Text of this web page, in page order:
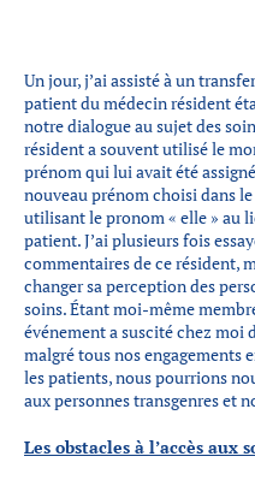
Un jour, j’ai assisté à un
patient du médecin résident
notre dialogue au sujet des
résident a souvent utilisé le
prénom qui lui avait été
nouveau prénom choisi dans
utilisant le pronom « elle » au
patient. J’ai plusieurs fois
commentaires de ce résident,
changer sa perception des
soins. Étant moi-même
événement a suscité chez moi
malgré tous nos engagements
les patients, nous pourrions
aux personnes transgenres et
Les obstacles à l’accès aux